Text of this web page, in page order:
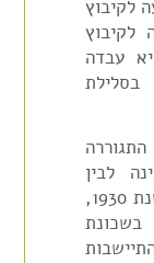
לקיבוץ
לקיבוץ
עבדה
לבין
משה. משה וצפורה נישאו בשנת 1930,